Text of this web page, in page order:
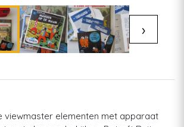
›
viewmaster elementen met apparaat